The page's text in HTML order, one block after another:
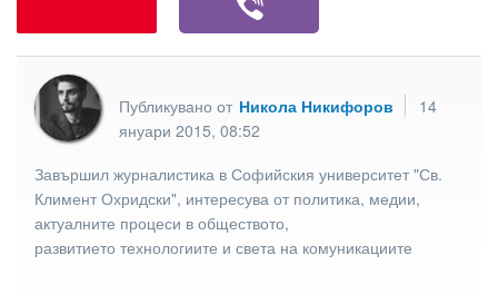
Публикувано от Никола Никифоров
14
януари 2015, 08:52
Завършил журналистика в Софийския университет "Св.
Климент Охридски", интересува от политика, медии,
актуалните процеси в обществото,
развитието технологиите и света на комуникациите